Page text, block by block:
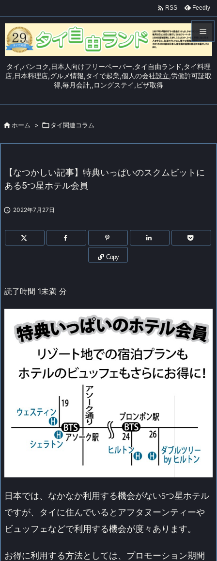
タイ,バンコク,日本人向けフリーペーパー,タイ自由ランド,タイ料理
店,日本料理店,グルメ情報,タイで起業,個人の会社設立,労働許可証取
得,毎月会計,,ロングステイ,ビザ取得

メニュ


 RSS Feedly
 ホーム > タイ関連コラム
【なつかしい記事】特典いっぱいのスクムビットに
ある5つ星ホテル会員
 2022年7月27日
Copy
読了時間 1未満 分
日本では、なかなか利用する機会がない5つ星ホテル
ですが、タイに住んでいるとアフタヌーンティーや
ビュッフェなどで利用する機会が度々あります。
お得に利用する方法としては、プロモーション期間